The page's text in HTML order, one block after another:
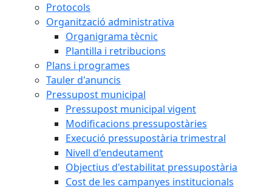
Protocols
Organització administrativa
Organigrama tècnic
Plantilla i retribucions
Plans i programes
Tauler d'anuncis
Pressupost municipal
Pressupost municipal vigent
Modificacions pressupostàries
Execució pressupostària trimestral
Nivell d'endeutament
Objectius d'estabilitat pressupostària
Cost de les campanyes institucionals